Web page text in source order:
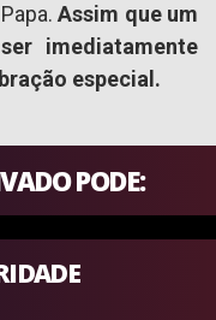
Assim que um
imediatamente
especial.
PODE: